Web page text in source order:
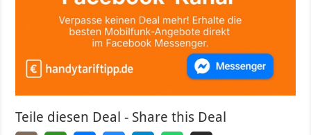
Teile diesen Deal - Share this Deal